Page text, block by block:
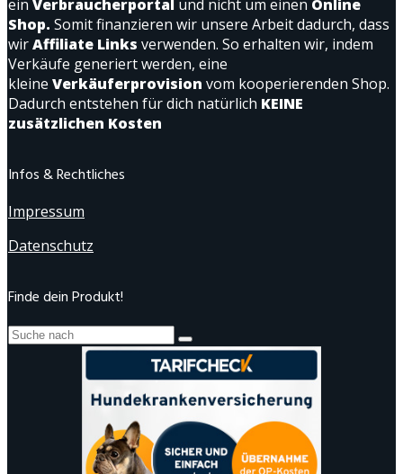
ein Verbraucherportal und nicht um einen Online
Shop. Somit finanzieren wir unsere Arbeit dadurch, dass
wirAffiliate Links verwenden. So erhalten wir, indem
Verkäufe generiert werden, eine
kleine Verkäuferprovision vom kooperierenden Shop.
Dadurch entstehen für dich natürlich KEINE
zusätzlichen Kosten
Infos & Rechtliches
Impressum
Datenschutz
Finde dein Produkt!